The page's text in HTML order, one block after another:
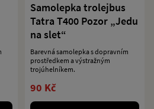
Samolepka trolejbus
Tatra T400 Pozor „Jedu
na slet“
Barevná samolepka s dopravním
prostředkem a výstražným
trojúhelníkem.
90 Kč